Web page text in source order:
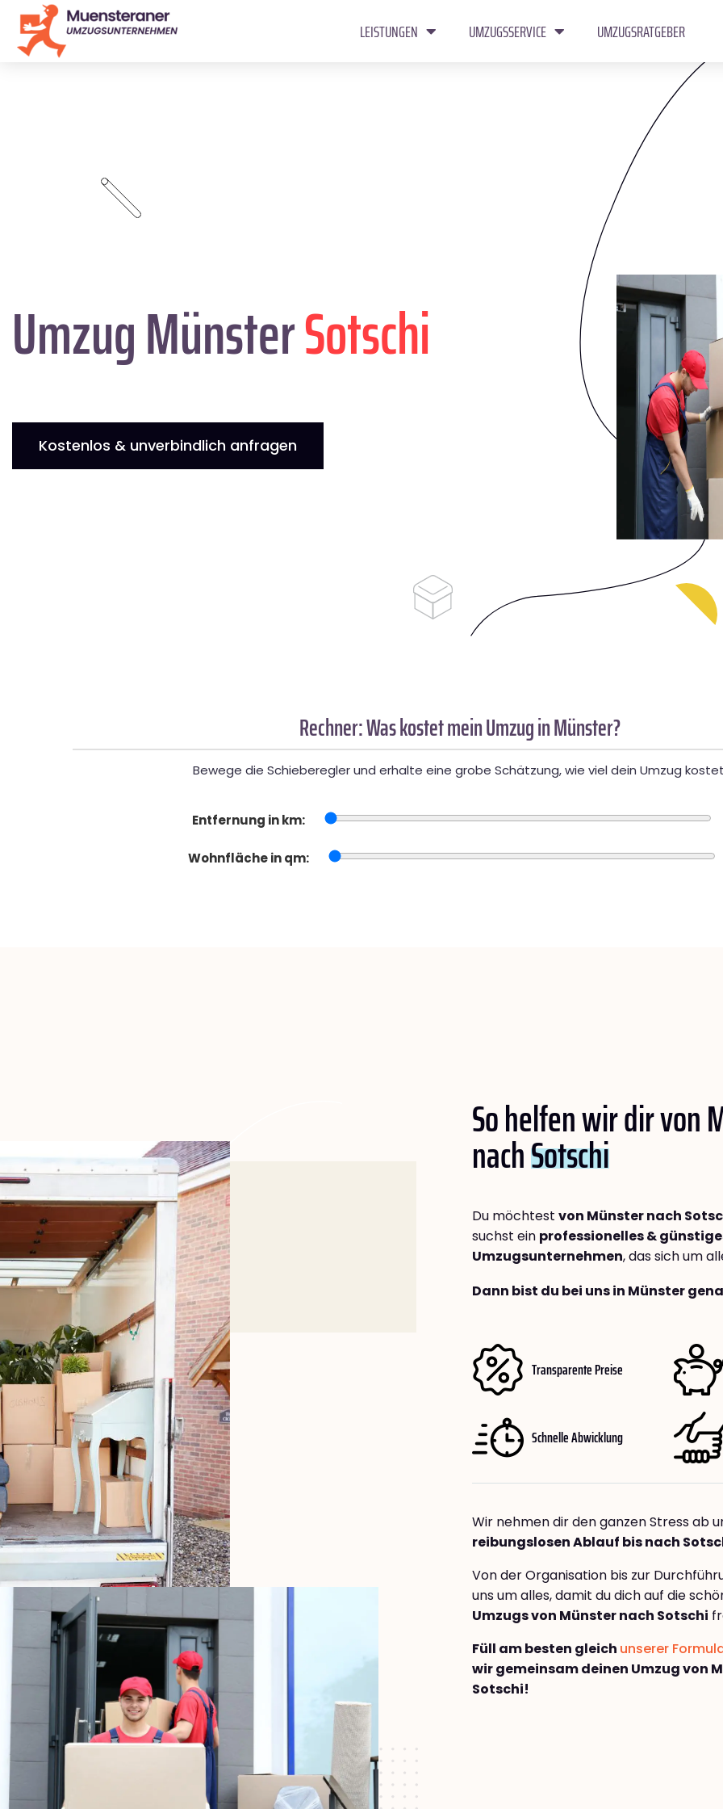
LEISTUNGEN UMZUGSSERVICE UMZUGSRATGEBER
Umzug MünsterSotschi
Kostenlos & unverbindlich anfragen
Rechner: Was kostet mein Umzug in Münster?
Bewege die Schieberegler und erhalte eine grobe Schätzung, wie viel dein Umzug
Entfernung in km:
Wohnfläche in qm:
So helfen wir dir von
nachSotschi
Du möchtest von Münster nach
suchst ein professionelles &
Umzugsunternehmen, das sich um
Dann bist du bei uns in Münster
Transparente Preise
Schnelle Abwicklung
Wir nehmen dir den ganzen Stress ab
reibungslosen Ablauf bis nach
Von der Organisation bis zur
uns um alles, damit du dich auf die
Umzugs von Münster nach Sotschi
Füll am besten gleich unserer
wir gemeinsam deinen Umzug von
Sotschi!